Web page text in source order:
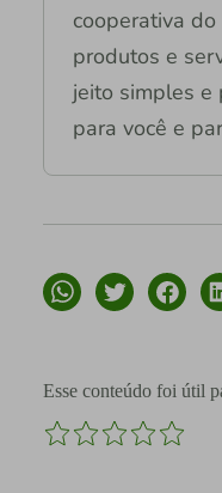
cooperativa
produtos e
jeito simples e
para você e
Esse conteúdo foi útil